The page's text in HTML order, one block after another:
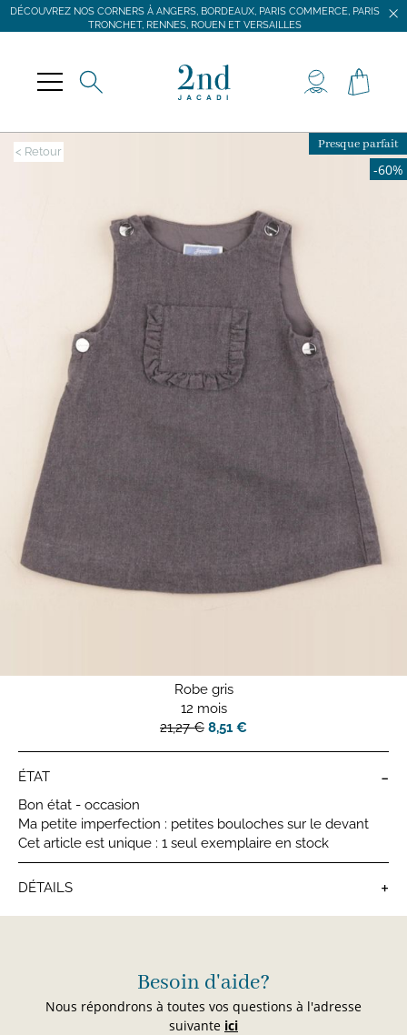
DÉCOUVREZ NOS CORNERS À ANGERS, BORDEAUX, PARIS COMMERCE, PARIS
TRONCHET, RENNES, ROUEN ET VERSAILLES
DÉCOUVREZ NOS CORNERS À ANGERS, BORDEAUX, PARIS COMMERCE, PARIS
TRONCHET, RENNES, ROUEN ET VERSAILLES
< Retour Presque parfait
-60%
Robe gris
12 mois
21,27 € 8,51 €
ÉTAT -
Bon état - occasion
Ma petite imperfection : petites bouloches sur le devant
Cet article est unique : 1 seul exemplaire en stock
DÉTAILS +
Robes bébé
Besoin d'aide?
Nous répondrons à toutes vos questions à l'adresse
suivante ici